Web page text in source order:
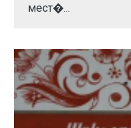
мест�...